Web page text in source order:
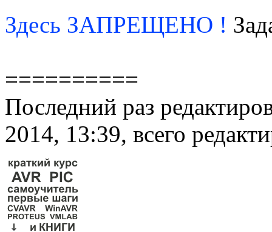
Здесь ЗАПРЕЩЕНО !
==========
Последний раз
2014, 13:39, всего